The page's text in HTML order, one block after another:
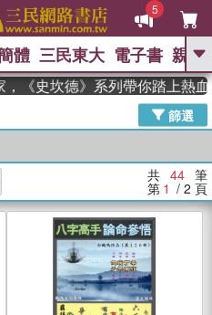
5
GO
高希均教授回憶錄
The Odyssey 、 父親節 、 如果歷
灣漫遊錄、 方念華 、 台灣的李
代
數學女孩：黎曼猜想 、
的迷走神經
體 三民東大 電子書 親子
德》系列帶你踏上熱血奇幻
篩選
共 44 筆
第 1 / 2 頁